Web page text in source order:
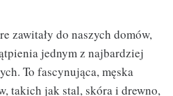
zawitały do naszych domów,
jednym z najbardziej
To fascynująca, męska
takich jak stal, skóra i drewno,